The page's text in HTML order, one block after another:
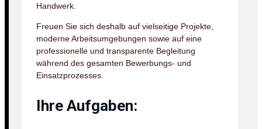
Handwerk.
Freuen Sie sich deshalb auf vielseitige Projekte,
moderne Arbeitsumgebungen sowie auf eine
professionelle und transparente Begleitung
während des gesamten Bewerbungs- und
Einsatzprozesses.
Ihre Aufgaben: